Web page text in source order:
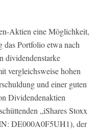
Aktien eine Möglichkeit,
Portfolio etwa nach
dividendenstarke
vergleichsweise hohen
und einer guten
Dividendenaktien
„iShares Stoxx
DE000A0F5UH1), der